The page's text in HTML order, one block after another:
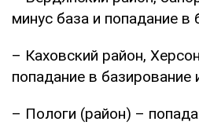
минус база и попадание в
– Каховский район,
попадание в базирование
– Пологи (район) –